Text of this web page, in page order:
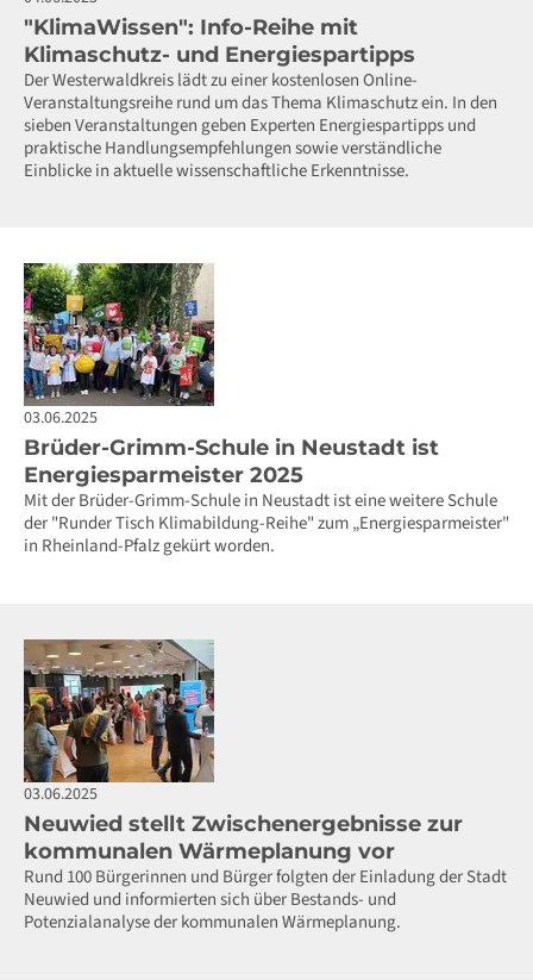
"KlimaWissen": Info-Reihe mit
Klimaschutz- und Energiespartipps
Der Westerwaldkreis lädt zu einer kostenlosen Online-
Veranstaltungsreihe rund um das Thema Klimaschutz ein. In den
sieben Veranstaltungen geben Experten Energiespartipps und
praktische Handlungsempfehlungen sowie verständliche
Einblicke in aktuelle wissenschaftliche Erkenntnisse.
03.06.2025
Brüder-Grimm-Schule in Neustadt ist
Energiesparmeister 2025
Mit der Brüder-Grimm-Schule in Neustadt ist eine weitere Schule
der "Runder Tisch Klimabildung-Reihe" zum „Energiesparmeister"
in Rheinland-Pfalz gekürt worden.
03.06.2025
Neuwied stellt Zwischenergebnisse zur
kommunalen Wärmeplanung vor
Rund 100 Bürgerinnen und Bürger folgten der Einladung der Stadt
Neuwied und informierten sich über Bestands- und
Potenzialanalyse der kommunalen Wärmeplanung.